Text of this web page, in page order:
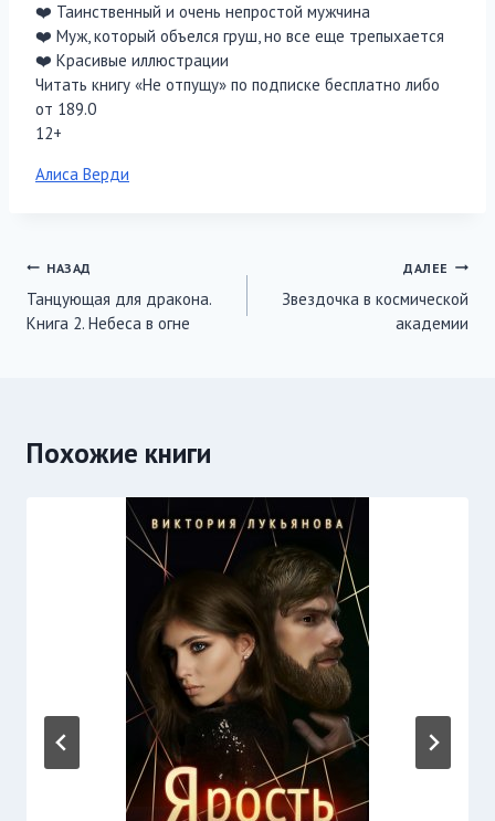
‍❤️‍ Таинственный и очень непростой мужчина
‍❤️‍ Муж, который объелся груш, но все еще трепыхается
‍❤️‍ Красивые иллюстрации
Читать книгу «Не отпущу» по подписке бесплатно либо
от 189.0
12+
Метки
Алиса Верди
Навигация
по
НАЗАД
Танцующая для дракона.
Книга 2. Небеса в огне
ДАЛЕЕ
Звездочка в космической
академии
Похожие книги